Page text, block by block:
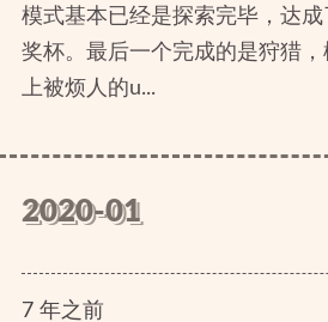
模式基本已经是探索完毕，达
奖杯。最后一个完成的是狩猎
上被烦人的u...
2020-01
7年之前